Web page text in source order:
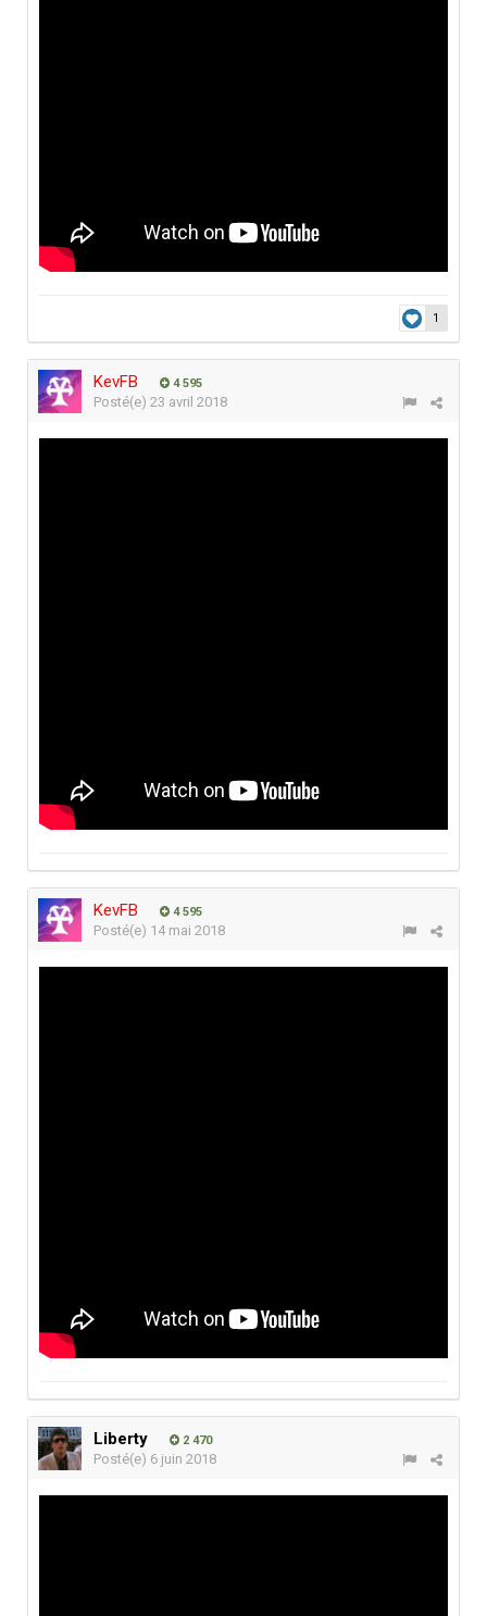
1
KevFB 4 595
Posté(e) 23 avril 2018
KevFB 4 595
Posté(e) 14 mai 2018
Liberty 2 470
Posté(e) 6 juin 2018